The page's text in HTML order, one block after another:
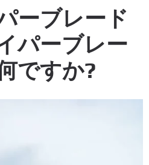
ーブレード
パーブレー
ですか?